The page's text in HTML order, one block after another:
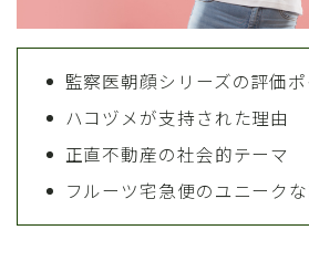
監察医朝顔シリーズの評価
ハコヅメが支持された理由
正直不動産の社会的テーマ
フルーツ宅急便のユニーク